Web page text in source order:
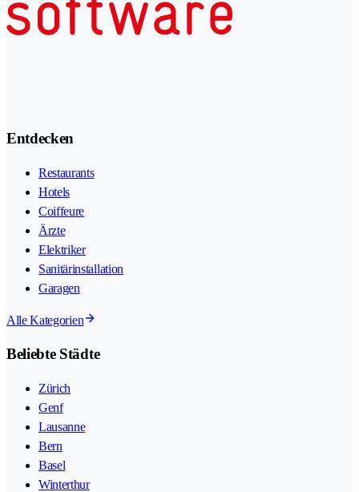
Entdecken
Restaurants
Hotels
Coiffeure
Ärzte
Elektriker
Sanitärinstallation
Garagen
Alle Kategorien
Beliebte Städte
Zürich
Genf
Lausanne
Bern
Basel
Winterthur